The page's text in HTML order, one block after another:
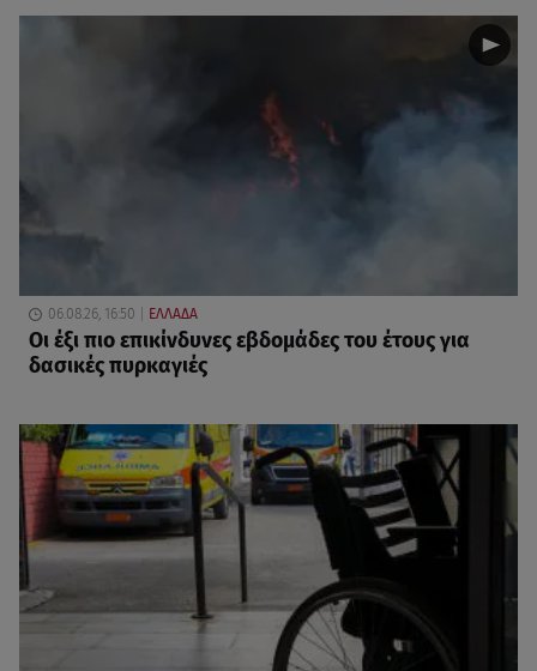
06.08.26, 16:50 ΕΛΛΑΔΑ
Οι έξι πιο επικίνδυνες εβδομάδες του έτους για
δασικές πυρκαγιές